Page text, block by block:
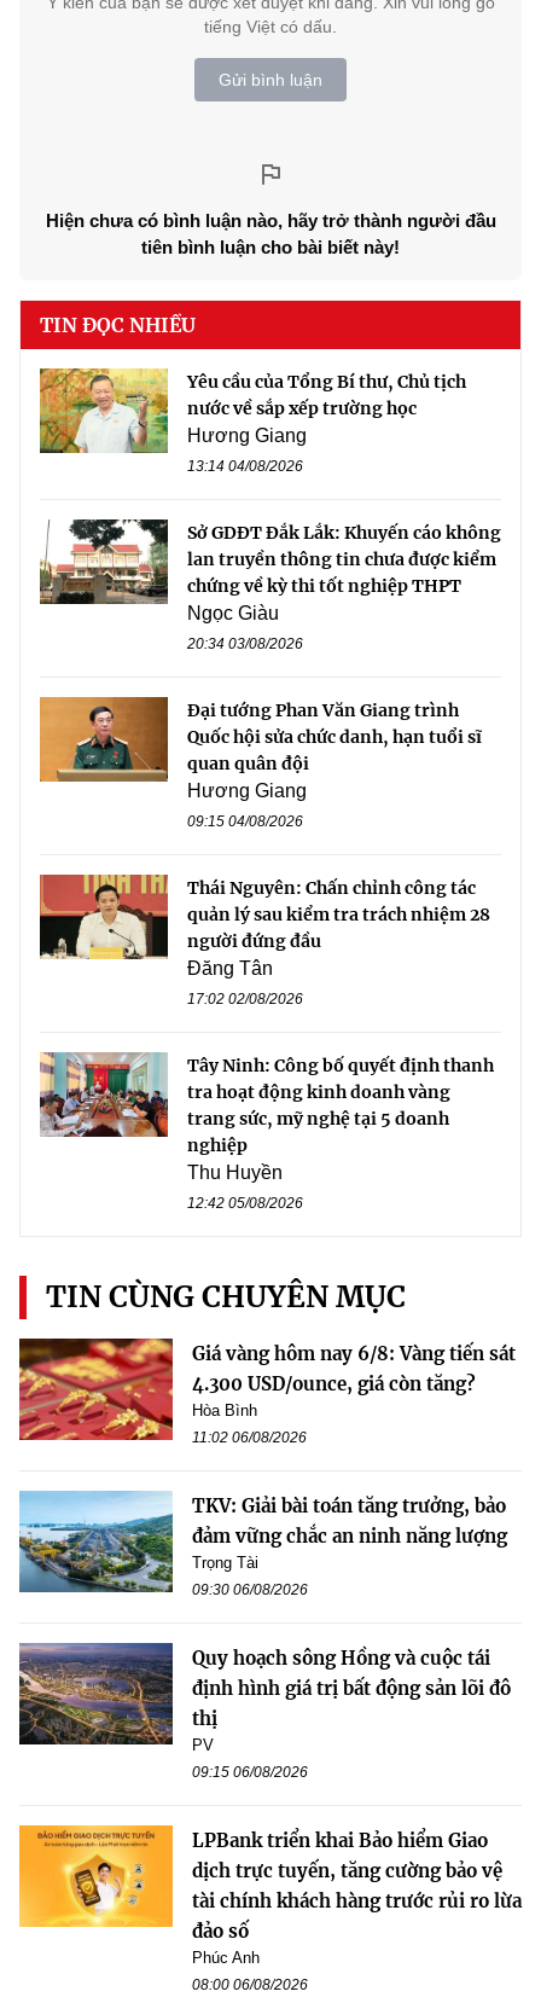
tiếng Việt có dấu.
Gửi bình luận
Hiện chưa có bình luận nào, hãy trở thành người đầu
tiên bình luận cho bài biết này!
TIN ĐỌC NHIỀU
Yêu cầu của Tổng Bí thư, Chủ tịch
nước về sắp xếp trường học
Hương Giang
13:14 04/08/2026
Sở GDĐT Đắk Lắk: Khuyến cáo không
lan truyền thông tin chưa được kiểm
chứng về kỳ thi tốt nghiệp THPT
Ngọc Giàu
20:34 03/08/2026
Đại tướng Phan Văn Giang trình
Quốc hội sửa chức danh, hạn tuổi sĩ
quan quân đội
Hương Giang
09:15 04/08/2026
Thái Nguyên: Chấn chỉnh công tác
quản lý sau kiểm tra trách nhiệm 28
người đứng đầu
Đăng Tân
17:02 02/08/2026
Tây Ninh: Công bố quyết định thanh
tra hoạt động kinh doanh vàng
trang sức, mỹ nghệ tại 5 doanh
nghiệp
Thu Huyền
12:42 05/08/2026
TIN CÙNG CHUYÊN MỤC
Giá vàng hôm nay 6/8: Vàng tiến sát
4.300 USD/ounce, giá còn tăng?
Hòa Bình
11:02 06/08/2026
TKV: Giải bài toán tăng trưởng, bảo
đảm vững chắc an ninh năng lượng
Trọng Tài
09:30 06/08/2026
Quy hoạch sông Hồng và cuộc tái
định hình giá trị bất động sản lõi đô
thị
PV
09:15 06/08/2026
LPBank triển khai Bảo hiểm Giao
dịch trực tuyến, tăng cường bảo vệ
tài chính khách hàng trước rủi ro lừa
đảo số
Phúc Anh
08:00 06/08/2026